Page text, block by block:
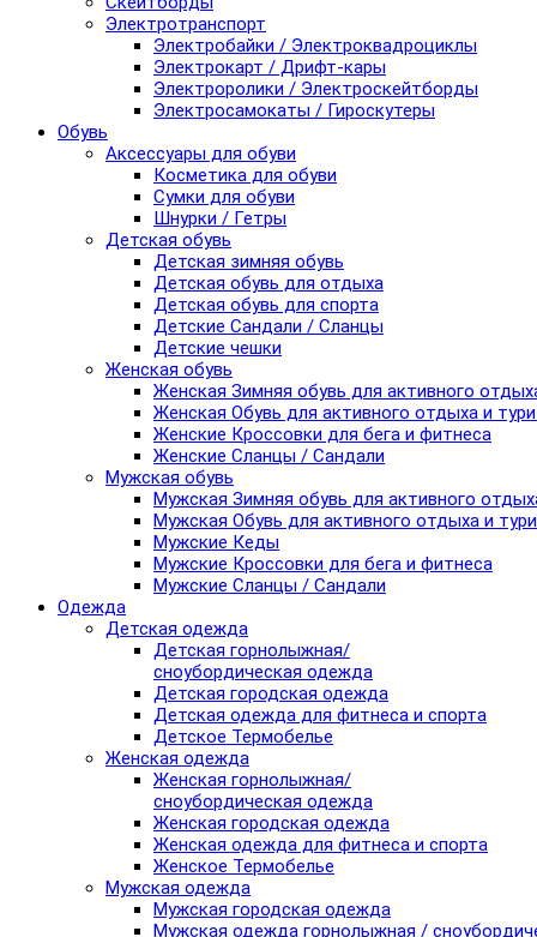
Электротранспорт
Электробайки / Электроквадроциклы
Электрокарт / Дрифт-кары
Электроролики / Электроскейтборды
Электросамокаты / Гироскутеры
Обувь
Аксессуары для обуви
Косметика для обуви
Сумки для обуви
Шнурки / Гетры
Детская обувь
Детская зимняя обувь
Детская обувь для отдыха
Детская обувь для спорта
Детские Сандали / Сланцы
Детские чешки
Женская обувь
Женская Зимняя обувь для активного
Женская Обувь для активного отдыха и
Женские Кроссовки для бега и фитнеса
Женские Сланцы / Сандали
Мужская обувь
Мужская Зимняя обувь для активного
Мужская Обувь для активного отдыха и
Мужские Кеды
Мужские Кроссовки для бега и фитнеса
Мужские Сланцы / Сандали
Одежда
Детская одежда
Детская горнолыжная/
сноубордическая одежда
Детская городская одежда
Детская одежда для фитнеса и спорта
Детское Термобелье
Женская одежда
Женская горнолыжная/
сноубордическая одежда
Женская городская одежда
Женская одежда для фитнеса и спорта
Женское Термобелье
Мужская одежда
Мужская городская одежда
Мужская одежда горнолыжная /